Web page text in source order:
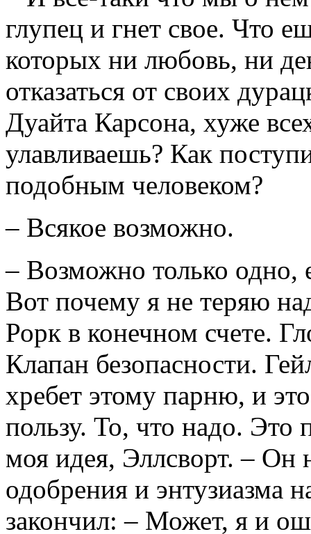
глупец и гнет свое. Что
которых ни любовь, ни
отказаться от своих
Дуайта Карсона, хуже
улавливаешь? Как
подобным человеком?
– Всякое возможно.
– Возможно только одно,
Вот почему я не теряю
Рорк в конечном счете.
Клапан безопасности.
хребет этому парню, и
пользу. То, что надо. Это
моя идея, Эллсворт. – Он
одобрения и энтузиазма
закончил: – Может, я и